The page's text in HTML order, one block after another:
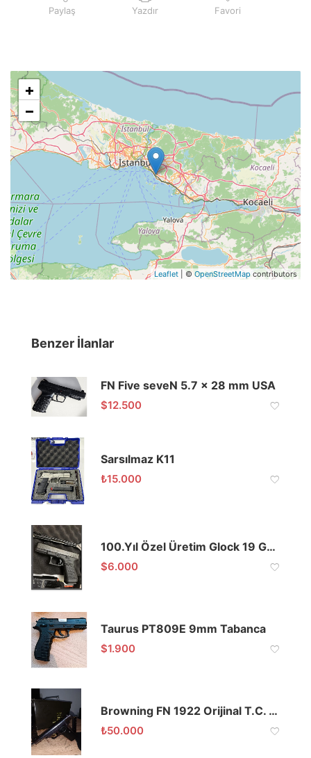
Paylaş Yazdır Favori
+
−
Leaflet | ©OpenStreetMap contributors
Benzer İlanlar
FN Five seveN 5.7 x 28 mm USA
$12.500
Sarsılmaz K11
₺15.000
100.Yıl Özel Üretim Glock 19 Gen 5 (Kamu Görevlisinden)
$6.000
Taurus PT809E 9mm Tabanca
$1.900
Browning FN 1922 Orijinal T.C. İbareli
₺50.000